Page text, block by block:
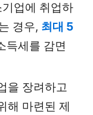
업에 취업하
경우, 최대 5
득세를 감면
을 장려하고
해 마련된 제